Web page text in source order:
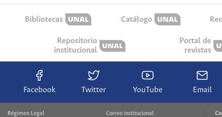
Bibliotecas Catálogo
Repositorio
institucional
Portal de
revistas
Facebook Twitter YouTube Email
Régimen Legal
Correo institucional